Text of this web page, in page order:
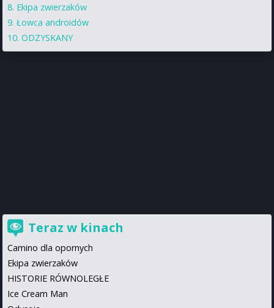
Ekipa zwierzaków
Łowca androidów
ODZYSKANY
Teraz w kinach
Camino dla opornych
Ekipa zwierzaków
HISTORIE RÓWNOLEGŁE
Ice Cream Man